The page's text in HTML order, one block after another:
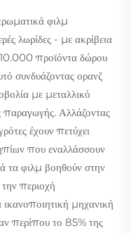
φιλμ
λωρίδες - με ακρίβεια
προϊόντα δώρου
συνδυάζοντας ορανζ
με μεταλλικό
παραγωγής. Αλλάζοντας
έχουν πετύχει
που εναλλάσσουν
τα φιλμ βοηθούν στην
περιοχή
ικανοποιητική μηχανική
περίπου το 85% της